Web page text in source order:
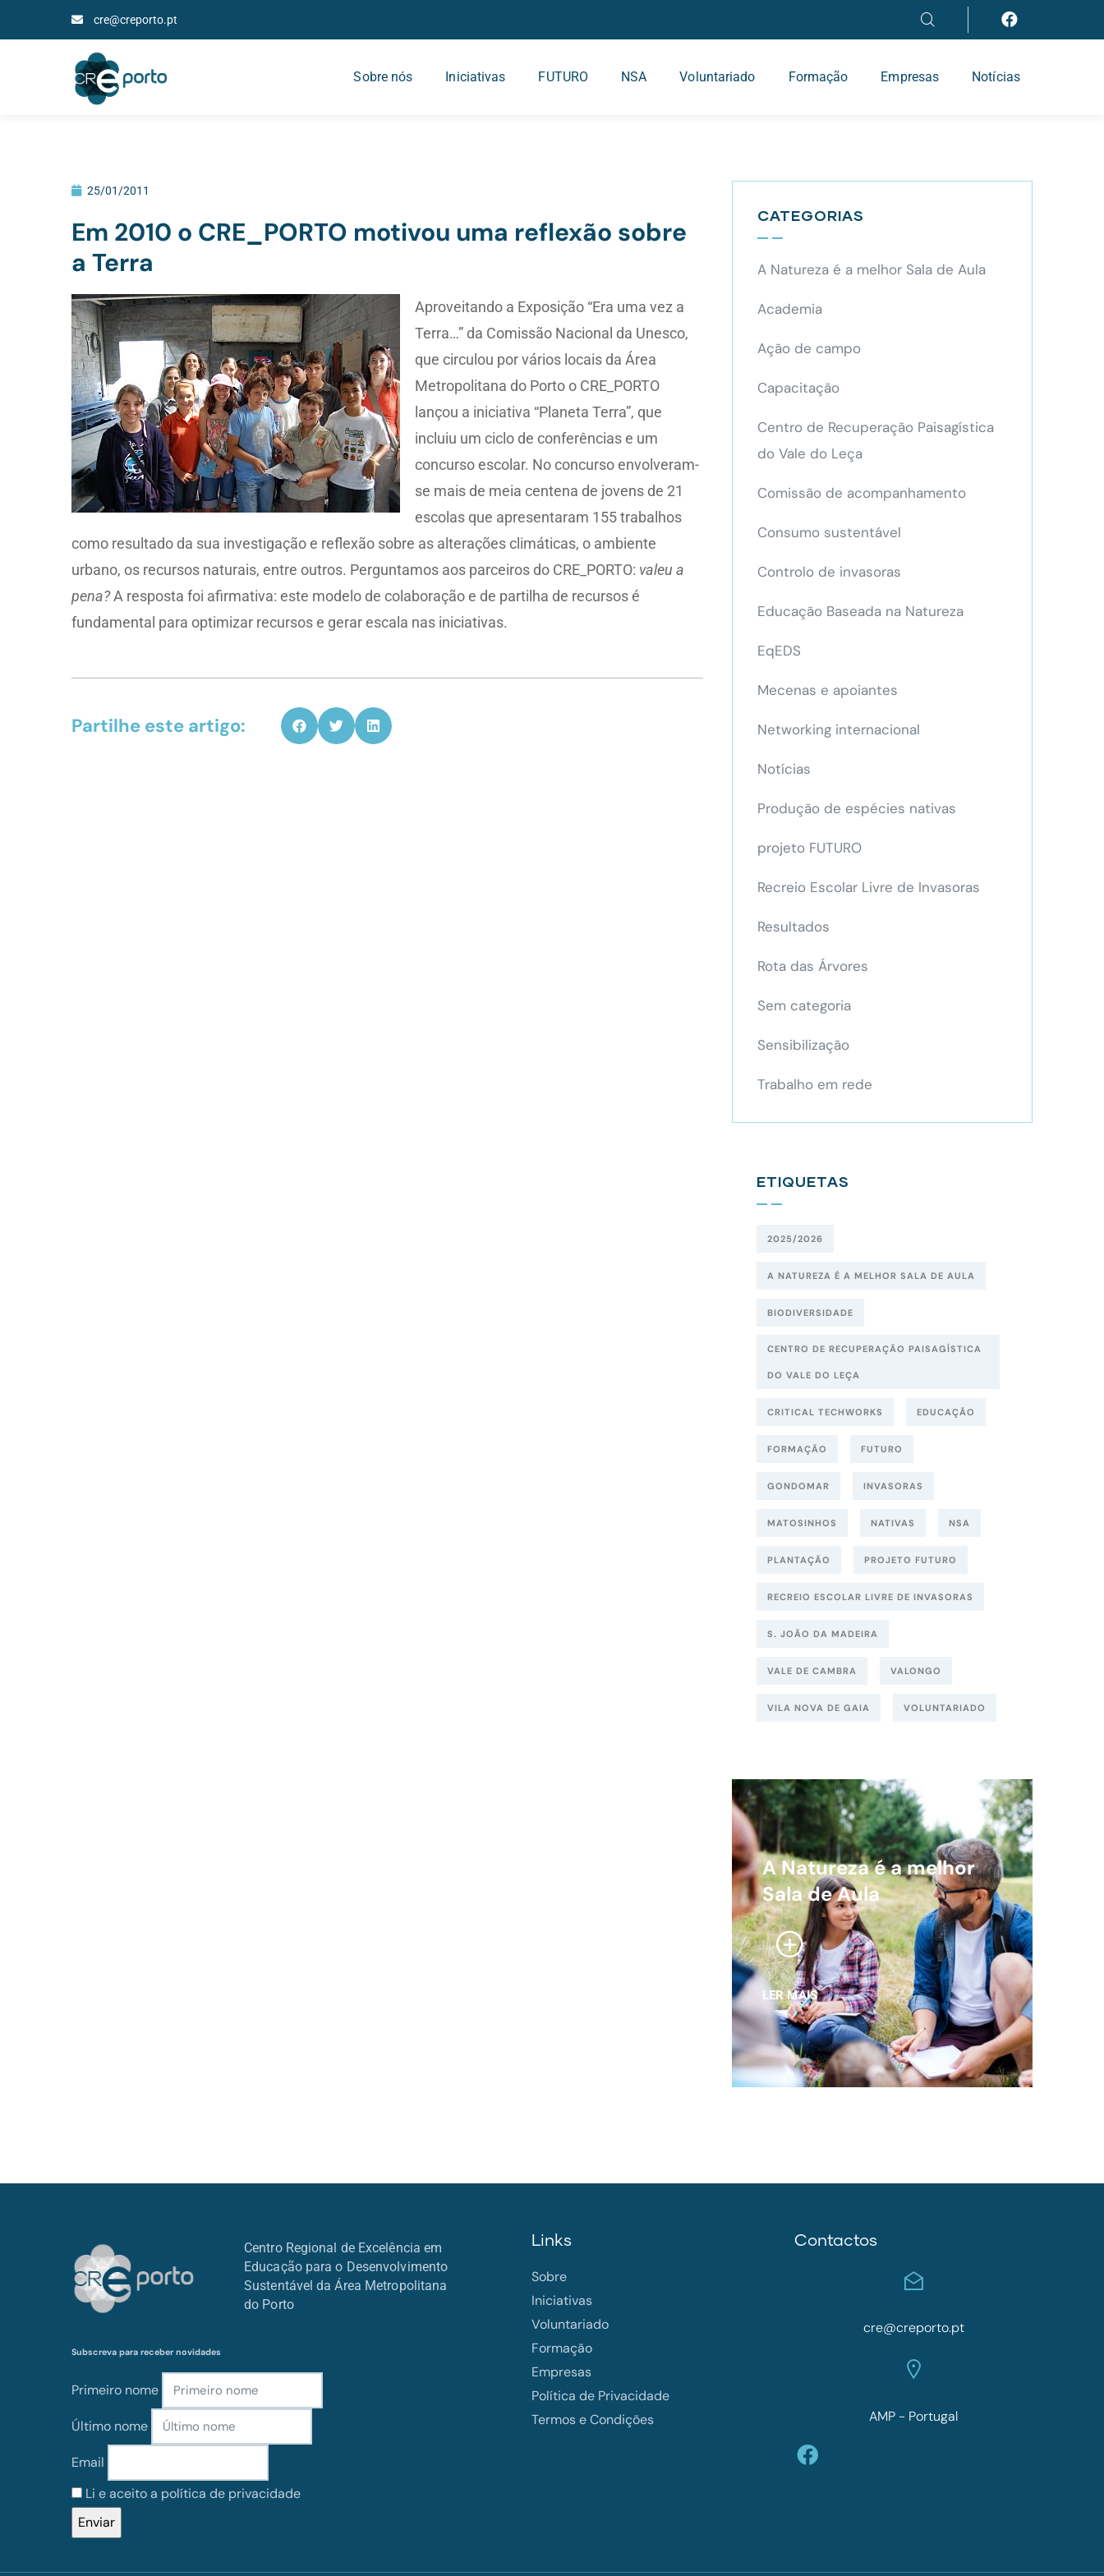
cre@creporto.pt
Sobre nós Iniciativas FUTURO NSA Voluntariado Formação Empresas Notícias
25/01/2011
Em 2010 o CRE_PORTO motivou uma reflexão sobre
a Terra
Aproveitando a Exposição “Era uma vez a
Terra…” da Comissão Nacional da Unesco,
que circulou por vários locais da Área
Metropolitana do Porto o CRE_PORTO
lançou a iniciativa “Planeta Terra”, que
incluiu um ciclo de conferências e um
concurso escolar. No concurso envolveram-
se mais de meia centena de jovens de 21
escolas que apresentaram 155 trabalhos
como resultado da sua investigação e reflexão sobre as alterações climáticas, o ambiente
urbano, os recursos naturais, entre outros. Perguntamos aos parceiros do CRE_PORTO: valeu a
pena?A resposta foi afirmativa: este modelo de colaboração e de partilha de recursos é
fundamental para optimizar recursos e gerar escala nas iniciativas.
Partilhe este artigo:
CATEGORIAS
A Natureza é a melhor Sala de Aula
Academia
Ação de campo
Capacitação
Centro de Recuperação Paisagística
do Vale do Leça
Comissão de acompanhamento
Consumo sustentável
Controlo de invasoras
Educação Baseada na Natureza
EqEDS
Mecenas e apoiantes
Networking internacional
Notícias
Produção de espécies nativas
projeto FUTURO
Recreio Escolar Livre de Invasoras
Resultados
Rota das Árvores
Sem categoria
Sensibilização
Trabalho em rede
ETIQUETAS
2025/2026
A NATUREZA É A MELHOR SALA DE AULA
BIODIVERSIDADE
CENTRO DE RECUPERAÇÃO PAISAGÍSTICA
DO VALE DO LEÇA
CRITICAL TECHWORKS EDUCAÇÃO
FORMAÇÃO FUTURO
GONDOMAR INVASORAS
MATOSINHOS NATIVAS NSA
PLANTAÇÃO PROJETO FUTURO
RECREIO ESCOLAR LIVRE DE INVASORAS
S. JOÃO DA MADEIRA
VALE DE CAMBRA VALONGO
VILA NOVA DE GAIA VOLUNTARIADO
A Natureza é a melhor
Sala de Aula
LER MAIS
Centro Regional de Excelência em
Educação para o Desenvolvimento
Sustentável da Área Metropolitana
do Porto
Subscreva para receber novidades
Primeiro nome
Último nome
Email
Li e aceito a política de privacidade
Links
Sobre
Iniciativas
Voluntariado
Formação
Empresas
Política de Privacidade
Termos e Condições
Contactos
cre@creporto.pt
AMP - Portugal